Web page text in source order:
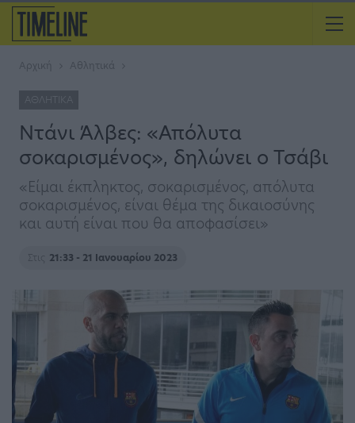
Αρχική Αθλητικά
ΑΘΛΗΤΙΚΆ
Ντάνι Άλβες: «Απόλυτα
σοκαρισμένος», δηλώνει ο Τσάβι
«Είμαι έκπληκτος, σοκαρισμένος, aπόλυτα
σοκαρισμένος, είναι θέμα της δικαιοσύνης
και αυτή είναι που θα αποφασίσει»
Στις 21:33 - 21 Ιανουαρίου 2023